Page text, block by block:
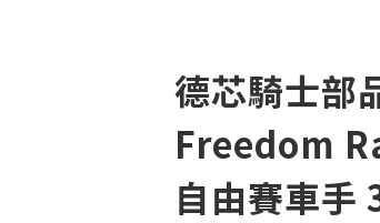
德芯騎士部
Freedom
自由賽車手